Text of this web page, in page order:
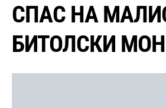
СПАС НА
БИТОЛСКИ